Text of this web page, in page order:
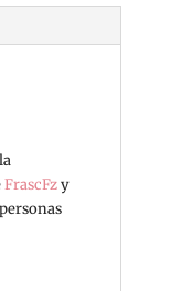
FrascFzy